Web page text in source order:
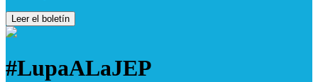
Leer el boletín
#LupaALaJEP